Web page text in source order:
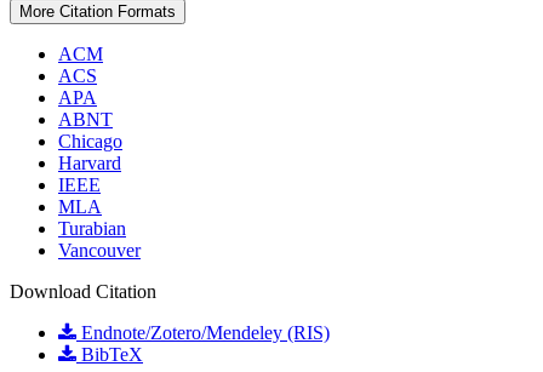
More Citation Formats
ACM
ACS
APA
ABNT
Chicago
Harvard
IEEE
MLA
Turabian
Vancouver
Download Citation
Endnote/Zotero/Mendeley (RIS)
BibTeX